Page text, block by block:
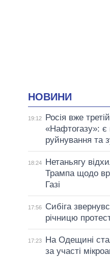
НОВИНИ
19:12
Росія вже
«Нафтогазу»: є
руйнування та
18:24
Нетаньягу
Трампа щодо
Газі
17:56
Сибіга
річницю
17:23
На Одещині
за участі